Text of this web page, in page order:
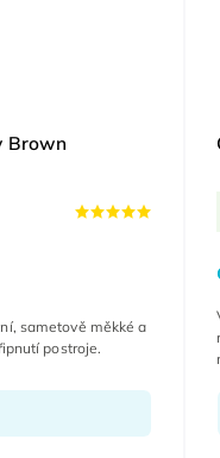
Brown
sametově měkké a
postroje.